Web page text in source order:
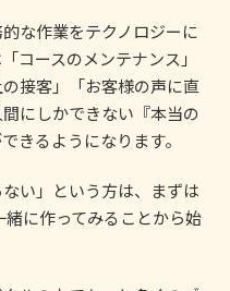
な作業をテクノロジーに
コースのメンテナンス」
の接客」「お客様の声に直
にしかできない『本当の
きるようになります。
い」という方は、まずは
に作ってみることから始